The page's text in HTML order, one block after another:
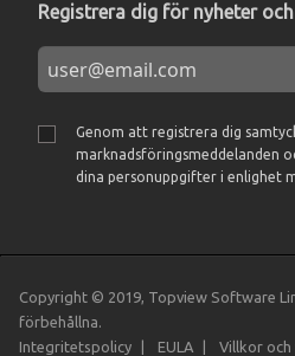
Registrera dig för nyheter
Genom att registrera dig
marknadsföringsmeddelanden
dina personuppgifter i enlighet
Copyright © 2019, Topview Software
förbehållna.
Integritetspolicy
EULA Villkor